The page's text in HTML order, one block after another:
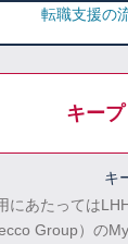
転職支援の
キー
キ
にあたっては
Group）の